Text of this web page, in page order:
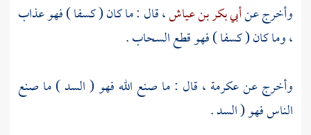
وأخرج عنأبي بكر بن عياش، قال : ما كان ( كسفا ) فهو عذاب
، وما كان ( كسفا ) فهو قطع السحاب .
وأخرج عنعكرمة ، قال : ما صنع الله فهو ( السد ) ما صنع
الناس فهو ( السد .